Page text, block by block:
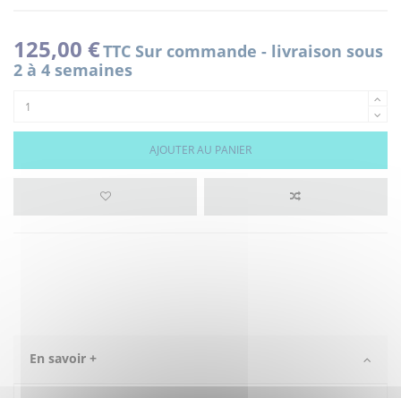
125,00 €TTC Sur commande - livraison sous
2 à 4 semaines
AJOUTER AU PANIER
En savoir +